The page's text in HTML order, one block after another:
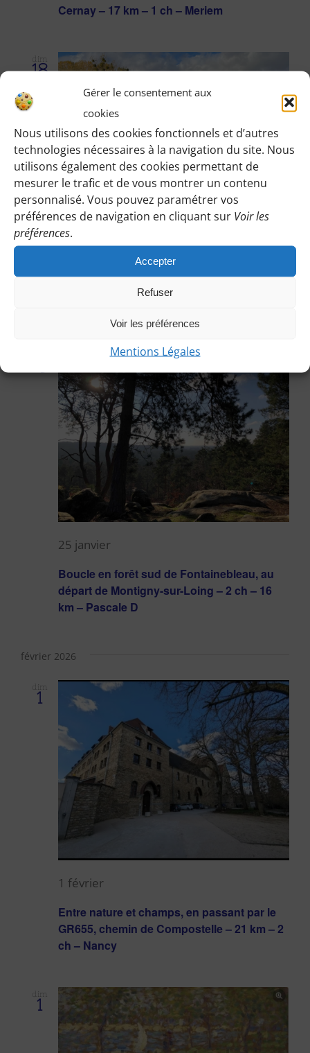
Gérer le consentement aux
cookies
Nous utilisons des cookies fonctionnels et d’autres
technologies nécessaires à la navigation du site. Nous
utilisons également des cookies permettant de
mesurer le trafic et de vous montrer un contenu
personnalisé. Vous pouvez paramétrer vos
préférences de navigation en cliquant sur Voir les
préférences.
Accepter
Refuser
Voir les préférences
Mentions Légales
Cernay – 17 km – 1 ch – Meriem
dim
18
Boissy-l’Aillerie, rus et Jules Cézar – 2 ch –
21 km – Soizic
18 janvier
Boucle en forêt sud de Fontainebleau, au
départ de Montigny-sur-Loing – 2 ch – 16
km – Pascale D
25 janvier
février 2026
dim
1
Entre nature et champs, en passant par le
GR655, chemin de Compostelle – 21 km – 2
ch – Nancy
1 février
dim
1